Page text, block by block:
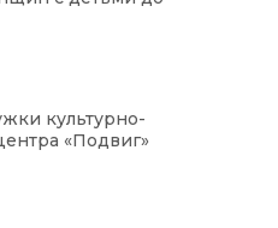
культурно-
«Подвиг»